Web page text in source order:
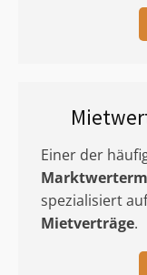
Einer der
spezialisiert
Mietverträge.